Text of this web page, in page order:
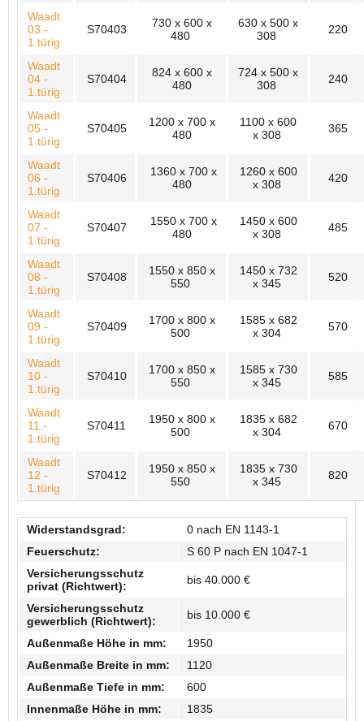
Waadt
03 -
1.türig
S70403
730 x 600 x
480
630 x 500 x
308
220
Waadt
04 -
1.türig
S70404
824 x 600 x
480
724 x 500 x
308
240
Waadt
05 -
1.türig
S70405
1200 x 700 x
480
1100 x 600
x 308
365
Waadt
06 -
1.türig
S70406
1360 x 700 x
480
1260 x 600
x 308
420
Waadt
07 -
1.türig
S70407
1550 x 700 x
480
1450 x 600
x 308
485
Waadt
08 -
1.türig
S70408
1550 x 850 x
550
1450 x 732
x 345
520
Waadt
09 -
1.türig
S70409
1700 x 800 x
500
1585 x 682
x 304
570
Waadt
10 -
1.türig
S70410
1700 x 850 x
550
1585 x 730
x 345
585
Waadt
11 -
1.türig
S70411
1950 x 800 x
500
1835 x 682
x 304
670
Waadt
12 -
1.türig
S70412
1950 x 850 x
550
1835 x 730
x 345
820
Widerstandsgrad:
0 nach EN 1143-1
Feuerschutz:
S 60 P nach EN 1047-1
Versicherungsschutz
privat (Richtwert):
bis 40.000 €
Versicherungsschutz
gewerblich (Richtwert):
bis 10.000 €
Außenmaße Höhe in mm:
1950
Außenmaße Breite in mm:
1120
Außenmaße Tiefe in mm:
600
Innenmaße Höhe in mm:
1835